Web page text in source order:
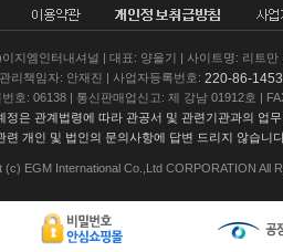
지엠인터내셔널 | 대표: 양을기 | 사이트명: 리트
리책임자: 안재진 | 사업자등록번호: 220-86-
호: 06138 | 통신판매업신고: 제 강남 01912호 |
정은 관계법령에 따라 관공서 및 관련기관과의 업
련 개인 및 법인의 문의사항에 답변 드리지 않습니
(c) EGM International Co.,Ltd CORPORATION All